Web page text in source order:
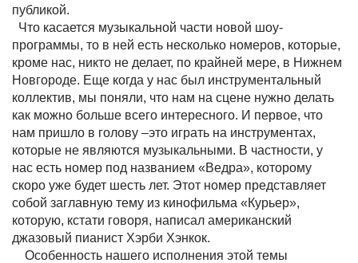
публикой.
Что касается музыкальной части новой шоу-
программы, то в ней есть несколько номеров, которые,
кроме нас, никто не делает, по крайней мере, в Нижнем
Новгороде. Еще когда у нас был инструментальный
коллектив, мы поняли, что нам на сцене нужно делать
как можно больше всего интересного. И первое, что
нам пришло в голову –это играть на инструментах,
которые не являются музыкальными. В частности, у
нас есть номер под названием «Ведра», которому
скоро уже будет шесть лет. Этот номер представляет
собой заглавную тему из кинофильма «Курьер»,
которую, кстати говоря, написал американский
джазовый пианист Хэрби Хэнкок.
Особенность нашего исполнения этой темы